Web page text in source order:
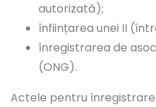
autorizată);
înființarea unei II
înregistrarea de
(ONG).
Actele pentru